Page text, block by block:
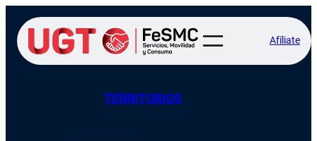
Afíliate
TERRITORIOS